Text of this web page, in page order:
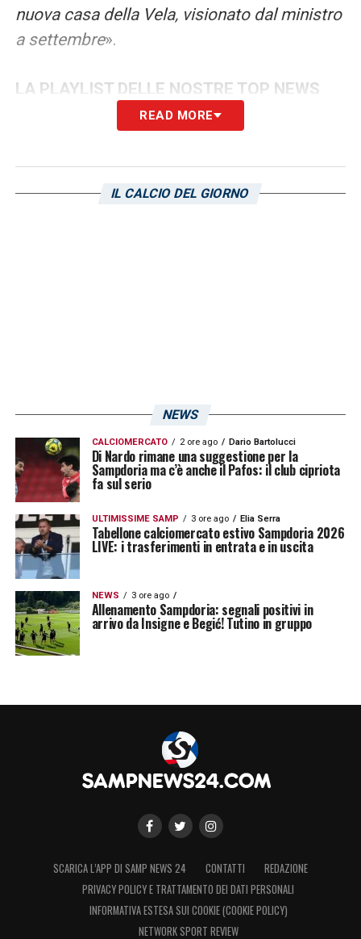
nuova casa della Vela, visionato dal ministro
a settembre».
LA PLAYLIST DELLE NOSTRE TOP NEWS
READ MORE
IL CALCIO DEL GIORNO
NEWS
CALCIOMERCATO 2 ore ago Dario Bartolucci
Di Nardo rimane una suggestione per la
Sampdoria ma c’è anche il Pafos: il club cipriota
fa sul serio
ULTIMISSIME SAMP 3 ore ago Elia Serra
Tabellone calciomercato estivo Sampdoria 2026
LIVE: i trasferimenti in entrata e in uscita
NEWS 3 ore ago
Allenamento Sampdoria: segnali positivi in
arrivo da Insigne e Begić! Tutino in gruppo
SCARICA L’APP DI SAMP NEWS 24 CONTATTI
REDAZIONE
PRIVACY POLICY E TRATTAMENTO DEI DATI PERSONALI
INFORMATIVA ESTESA SUI COOKIE (COOKIE POLICY)
NETWORK SPORT REVIEW